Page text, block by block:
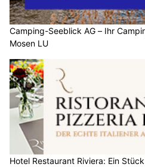
Camping-Seeblick AG – Ihr
Mosen LU
Hotel Restaurant Riviera: Ein